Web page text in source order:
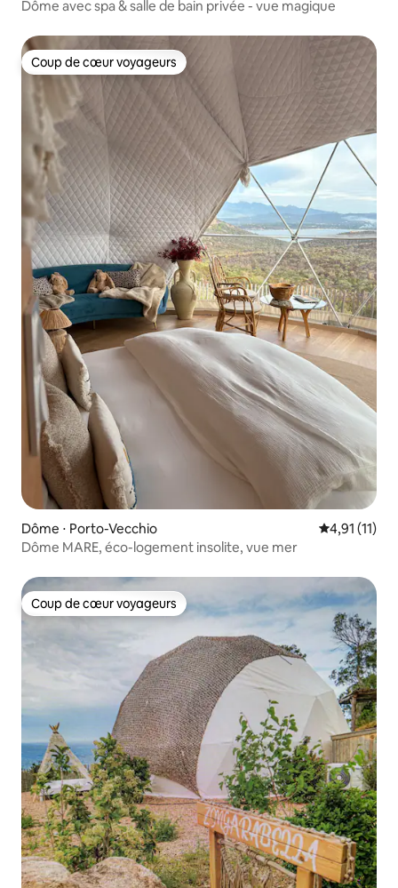
Dôme avec spa & salle de bain privée - vue magique
Coup de cœur voyageurs
Coup de cœur voyageurs
Dôme ⋅ Porto-Vecchio Évaluation
4,91 (11)
Dôme MARE, éco-logement insolite, vue mer
Coup de cœur voyageurs
Coup de cœur voyageurs